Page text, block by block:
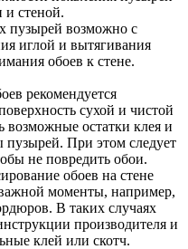
и стеной.
пузырей возможно с
иглой и вытягивания
обоев к стене.
рекомендуется
сухой и чистой
возможные остатки клея и
пузырей. При этом следует
не повредить обои.
обоев на стене
моменты, например,
В таких случаях
производителя и
клей или скотч.